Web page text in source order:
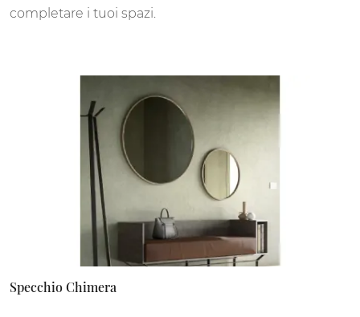
completare i tuoi spazi.
Specchio Chimera